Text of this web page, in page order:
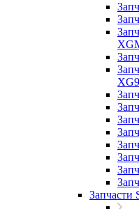
Запчасти